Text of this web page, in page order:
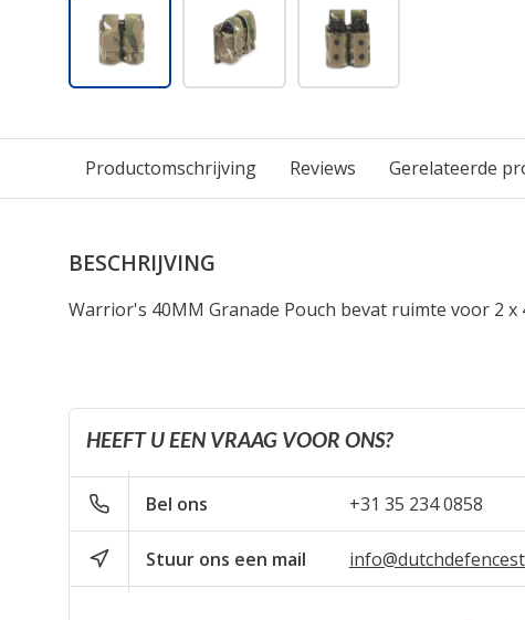
Productomschrijving Reviews Gerelateerde
BESCHRIJVING
Warrior's 40MM Granade Pouch bevat ruimte voor 2 x
HEEFT U EEN VRAAG VOOR ONS?
Bel ons +31 35 234 0858
Stuur ons een mail